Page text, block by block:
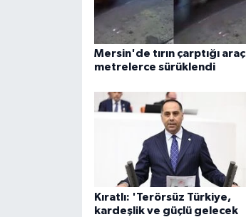
Mersin'de tırın çarptığı araç
metrelerce sürüklendi
Kıratlı: 'Terörsüz Türkiye,
kardeşlik ve güçlü gelecek